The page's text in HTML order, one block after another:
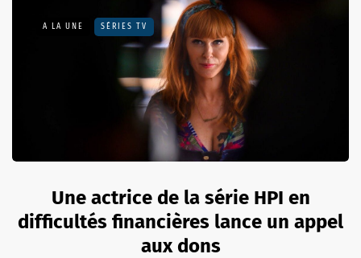
A LA UNE SÉRIES TV
Une actrice de la série HPI en
difficultés financières lance un appel
aux dons